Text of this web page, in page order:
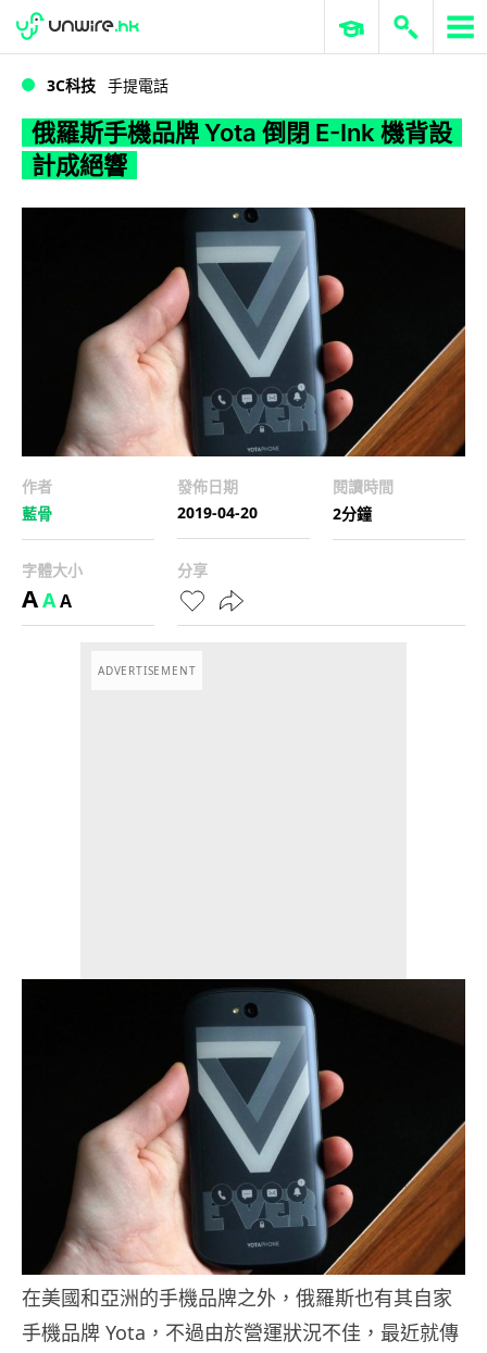
WWDC 2026 ERP 與商業 AI
3C科技 手提電話
俄羅斯手機品牌 Yota 倒閉 E-Ink 機背設
計成絕響
作者
藍骨
發佈日期
2019-04-20
閱讀時間
2分鐘
字體大小
AAA
分享
ADVERTISEMENT
在美國和亞洲的手機品牌之外，俄羅斯也有其自家
手機品牌 Yota，不過由於營運狀況不佳，最近就傳